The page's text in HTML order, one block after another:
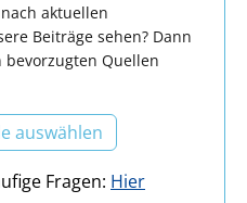
aktuellen
Beiträge sehen? Dann
Quellen
auswählen
Fragen: Hier